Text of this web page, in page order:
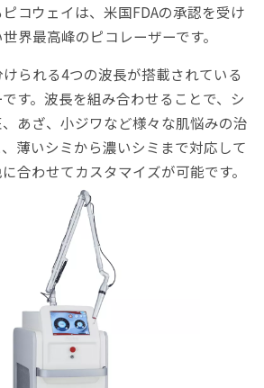
コウェイは、米国FDAの承認を受け
界最高峰のピコレーザーです。
られる4つの波長が搭載されている
す。 波長を組み合わせることで、シ
あざ、小ジワなど様々な肌悩みの治
薄いシミから濃いシミまで対応して
合わせてカスタマイズが可能です。